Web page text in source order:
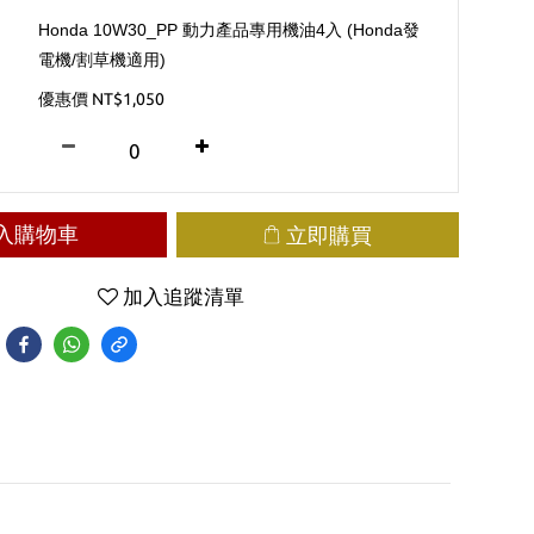
Honda 10W30_PP 動力產品專用機油4入 (Honda發
電機/割草機適用)
優惠價 NT$1,050
購物車 立即購買
加入追蹤清單